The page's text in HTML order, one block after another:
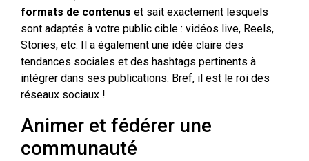
formats de contenus et sait exactement lesquels
sont adaptés à votre public cible : vidéos live, Reels,
Stories, etc. Il a également une idée claire des
tendances sociales et des hashtags pertinents à
intégrer dans ses publications. Bref, il est le roi des
réseaux sociaux !
Animer et fédérer une
communauté